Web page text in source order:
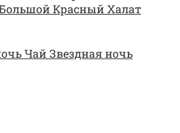
Красный Халат
Чай Звездная ночь